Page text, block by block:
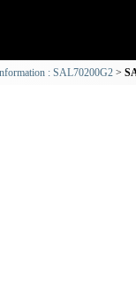
: SAL70200G2